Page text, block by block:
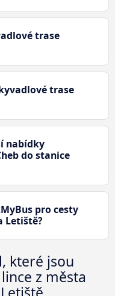
trase
trase
nabídky
do stanice
pro cesty
Letiště?
které jsou
z města